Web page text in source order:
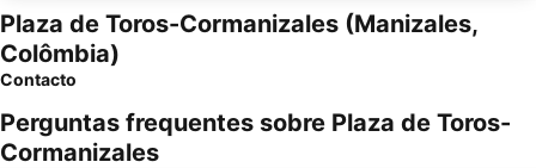
Plaza de Toros-Cormanizales (Manizales,
Colômbia)
Contacto
Perguntas frequentes sobre Plaza de Toros-
Cormanizales